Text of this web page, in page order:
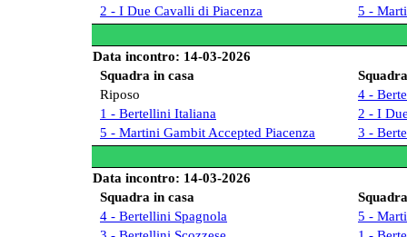
2 - I Due Cavalli di Piacenza
5 -
Data incontro: 14-03-2026
Squadra in casa
Riposo
4 -
1 - Bertellini Italiana
2 - I
5 - Martini Gambit Accepted Piacenza
3 -
Data incontro: 14-03-2026
Squadra in casa
4 - Bertellini Spagnola
5 -